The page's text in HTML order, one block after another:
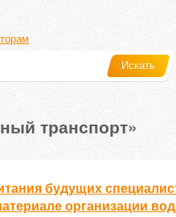
Искать
транспорт»
будущих
организации